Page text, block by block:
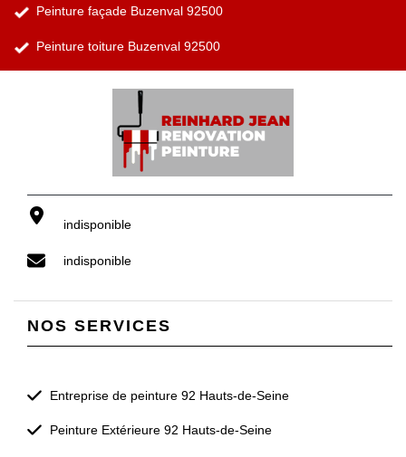
Peinture façade Buzenval 92500
Peinture toiture Buzenval 92500
indisponible
indisponible
NOS SERVICES
Entreprise de peinture 92 Hauts-de-Seine
Peinture Extérieure 92 Hauts-de-Seine